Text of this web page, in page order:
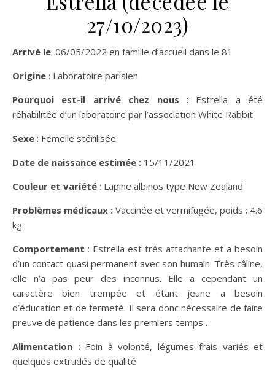
27/10/2023)
Arrivé le: 06/05/2022 en famille d’accueil dans le 81
Origine : Laboratoire parisien
Pourquoi est-il arrivé chez nous : Estrella a été
réhabilitée d’un laboratoire par l’association White Rabbit
Sexe : Femelle stérilisée
Date de naissance estimée : 15/11/2021
Couleur et variété : Lapine albinos type New Zealand
Problèmes médicaux : Vaccinée et vermifugée, poids : 4.6
kg
Comportement : Estrella est très attachante et a besoin
d’un contact quasi permanent avec son humain. Très câline,
elle n’a pas peur des inconnus. Elle a cependant un
caractère bien trempée et étant jeune a besoin
d’éducation et de fermeté. Il sera donc nécessaire de faire
preuve de patience dans les premiers temps .
Alimentation :Foin à volonté, légumes frais variés et
quelques extrudés de qualité